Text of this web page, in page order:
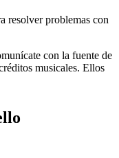
resolver problemas con
con la fuente de
musicales. Ellos